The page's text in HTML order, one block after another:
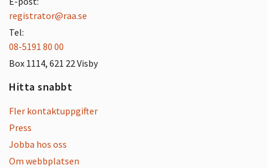
registrator@raa.se
Tel:
08-5191 80 00
Box 1114, 621 22 Visby
Hitta snabbt
Fler kontaktuppgifter
Press
Jobba hos oss
Om webbplatsen